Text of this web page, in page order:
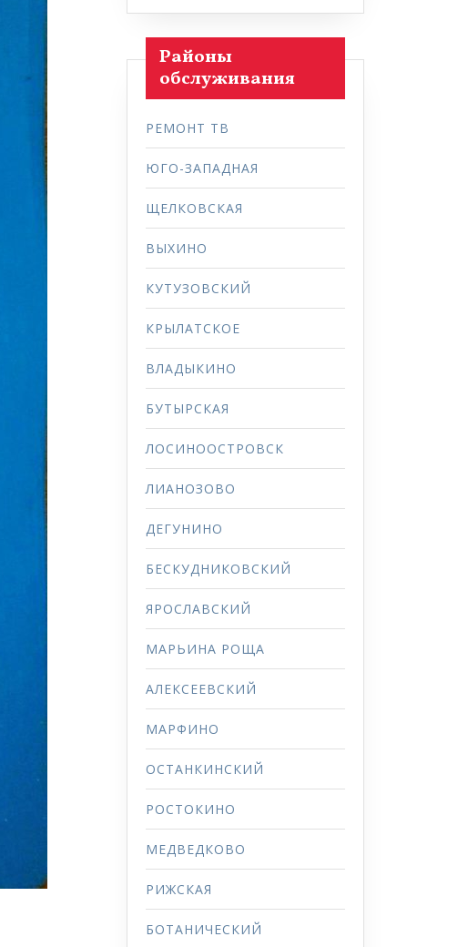
Районы
обслуживания
РЕМОНТ ТВ
ЮГО-ЗАПАДНАЯ
ЩЕЛКОВСКАЯ
ВЫХИНО
КУТУЗОВСКИЙ
КРЫЛАТСКОЕ
ВЛАДЫКИНО
БУТЫРСКАЯ
ЛОСИНООСТРОВСК
ЛИАНОЗОВО
ДЕГУНИНО
БЕСКУДНИКОВСКИЙ
ЯРОСЛАВСКИЙ
МАРЬИНА РОЩА
АЛЕКСЕЕВСКИЙ
МАРФИНО
ОСТАНКИНСКИЙ
РОСТОКИНО
МЕДВЕДКОВО
РИЖСКАЯ
БОТАНИЧЕСКИЙ